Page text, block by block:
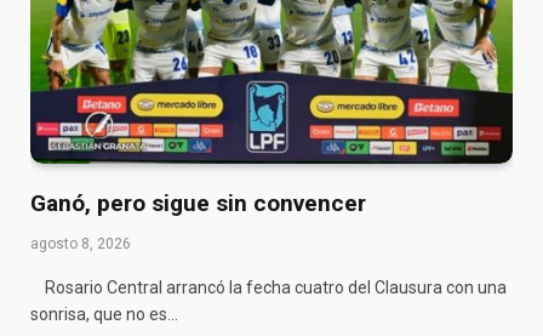
Ganó, pero sigue sin convencer
agosto 8, 2026
Rosario Central arrancó la fecha cuatro del Clausura con una
sonrisa, que no es…